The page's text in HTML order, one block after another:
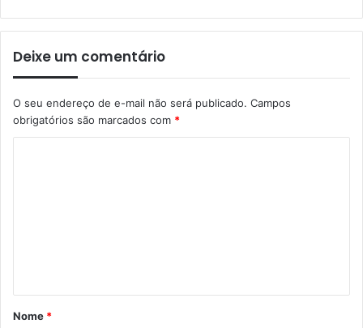
Deixe um comentário
O seu endereço de e-mail não será publicado. Campos
obrigatórios são marcados com *
Nome *